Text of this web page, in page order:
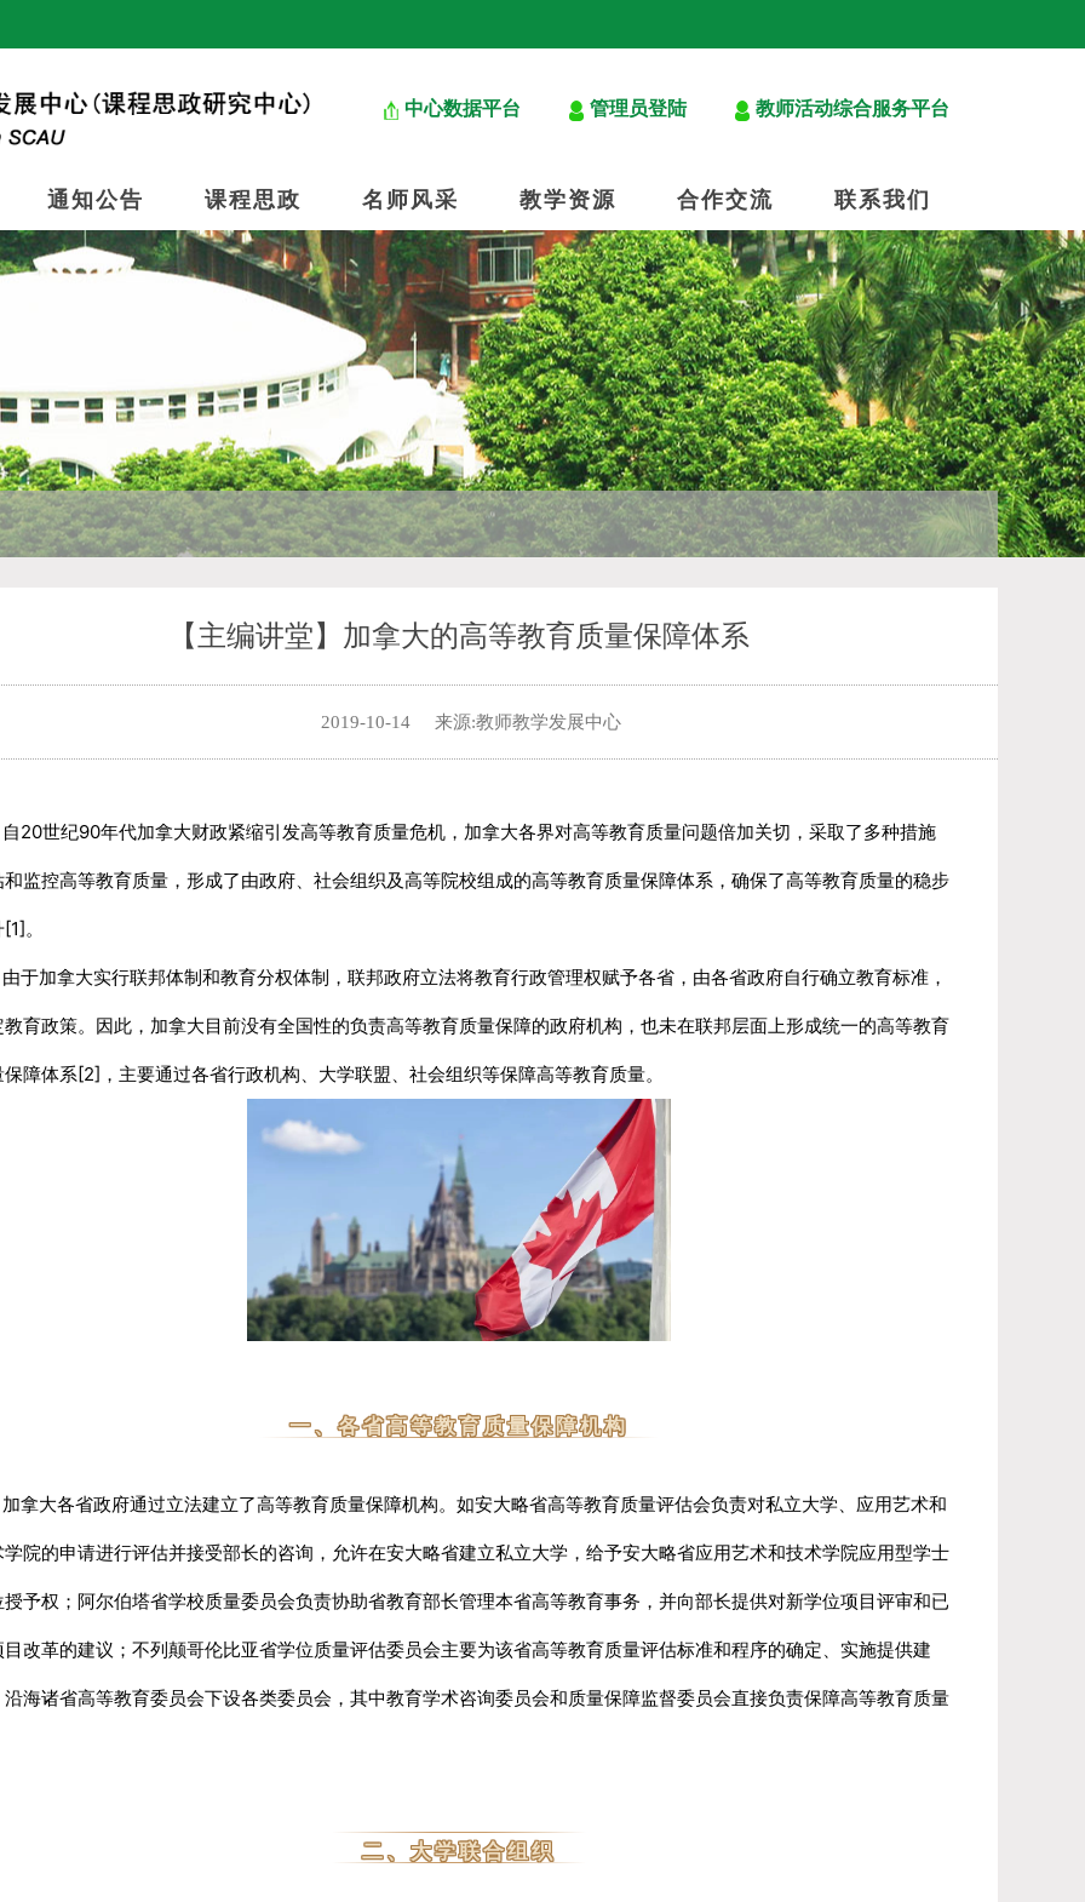
教师活动综合服务平台
管理员登陆
中心数据平台
通知公告 课程思政 名师风采 教学资源 合作交流 联系我们
【主编讲堂】加拿大的高等教育质量保障体系
2019-10-14 来源:教师教学发展中心
世纪90年代加拿大财政紧缩引发高等教育质量危机，加拿大各界对高等教育质量问题倍加关切，采取了多种措施
和监控高等教育质量，形成了由政府、社会组织及高等院校组成的高等教育质量保障体系，确保了高等教育质量的稳步
。
加拿大实行联邦体制和教育分权体制，联邦政府立法将教育行政管理权赋予各省，由各省政府自行确立教育标准，
育政策。 因此，加拿大目前没有全国性的负责高等教育质量保障的政府机构，也未在联邦层面上形成统一的高等教育
保障体系[2]，主要通过各省行政机构、大学联盟、社会组织等保障高等教育质量。
一、各省高等教育质量保障机构
大各省政府通过立法建立了高等教育质量保障机构。 如安大略省高等教育质量评估会负责对私立大学、应用艺术和
学院的申请进行评估并接受部长的咨询，允许在安大略省建立私立大学，给予安大略省应用艺术和技术学院应用型学士
予权； 阿尔伯塔省学校质量委员会负责协助省教育部长管理本省高等教育事务，并向部长提供对新学位项目评审和已
改革的建议； 不列颠哥伦比亚省学位质量评估委员会主要为该省高等教育质量评估标准和程序的确定、实施提供建
沿海诸省高等教育委员会下设各类委员会，其中教育学术咨询委员会和质量保障监督委员会直接负责保障高等教育质量
二、大学联合组织